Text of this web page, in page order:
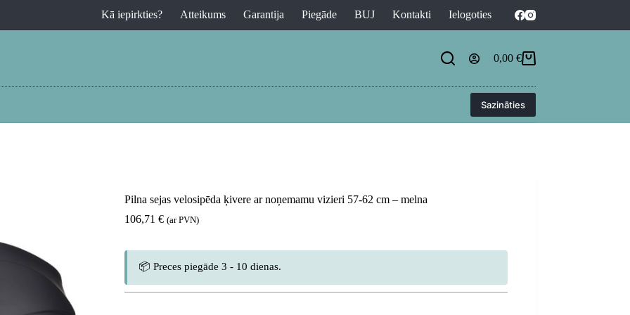
Kā iepirkties? Atteikums Garantija Piegāde BUJ Kontakti Ielogoties
Shopping
0,00 €
Sazināties
Pilna sejas velosipēda ķivere ar noņemamu vizieri 57-62 cm – melna
106,71 € (ar PVN)
📦 Preces piegāde 3 - 10 dienas.